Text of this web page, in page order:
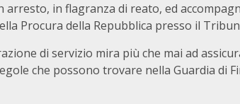
arresto, in flagranza di reato, ed
Procura della Repubblica presso il
di servizio mira più che mai ad
che possono trovare nella Guardia di